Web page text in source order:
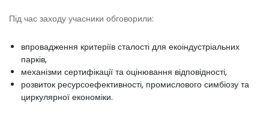
Під час заходу учасники обговорили:
впровадження критеріїв сталості для екоіндустріальних
парків,
механізми сертифікації та оцінювання відповідності,
розвиток ресурсоефективності, промислового симбіозу та
циркулярної економіки.